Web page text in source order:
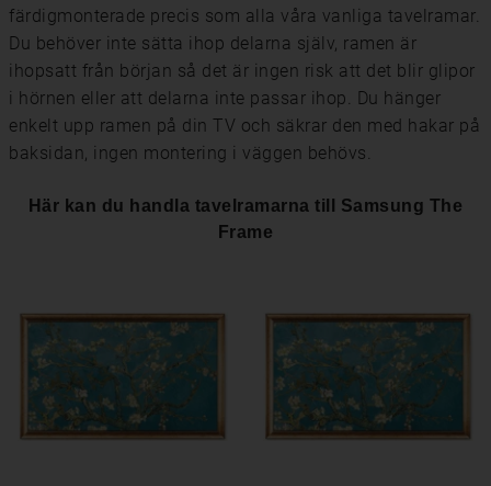
färdigmonterade precis som alla våra vanliga tavelramar.
Du behöver inte sätta ihop delarna själv, ramen är
ihopsatt från början så det är ingen risk att det blir glipor
i hörnen eller att delarna inte passar ihop. Du hänger
enkelt upp ramen på din TV och säkrar den med hakar på
baksidan, ingen montering i väggen behövs.
Här kan du handla tavelramarna till Samsung The
Frame